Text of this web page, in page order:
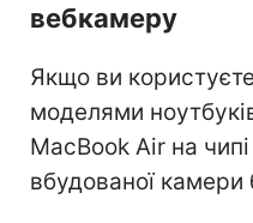
вебкамеру
Якщо ви
моделями
MacBook Air на
вбудованої